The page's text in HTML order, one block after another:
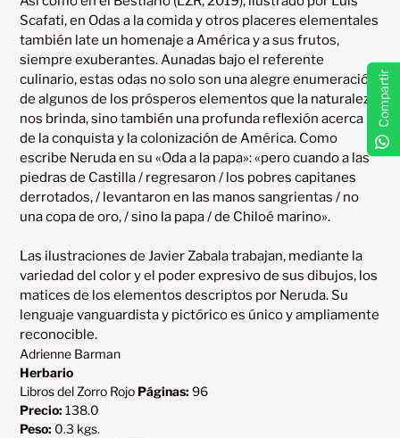
Scafati, en Odas a la comida y otros placeres elementales
también late un homenaje a América y a sus frutos,
siempre exuberantes. Aunadas bajo el referente
culinario, estas odas no solo son una alegre enumeración
de algunos de los prósperos elementos que la naturaleza
nos brinda, sino también una profunda reflexión acerca
de la conquista y la colonización de América. Como
escribe Neruda en su «Oda a la papa»: «pero cuando a las
piedras de Castilla / regresaron / los pobres capitanes
derrotados, / levantaron en las manos sangrientas / no
una copa de oro, / sino la papa / de Chiloé marino».
Las ilustraciones de Javier Zabala trabajan, mediante la
variedad del color y el poder expresivo de sus dibujos, los
matices de los elementos descriptos por Neruda. Su
lenguaje vanguardista y pictórico es único y ampliamente
Adrienne Barman
Herbario
Libros del Zorro Rojo Páginas: 96
Precio: 138.0
Peso: 0.3 kgs.
Compartir